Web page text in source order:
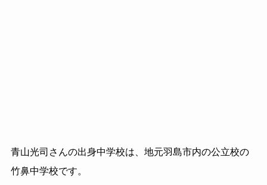
青山光司さんの出身中学校は、地元羽島市内の公立校の
竹鼻中学校です。